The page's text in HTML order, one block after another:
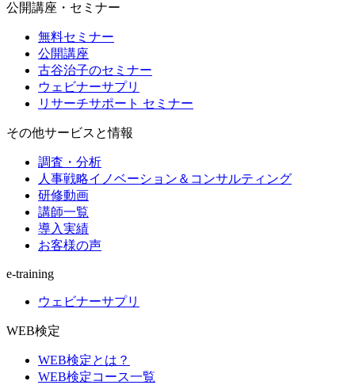
公開講座・セミナー
無料セミナー
公開講座
古谷治子のセミナー
ウェビナーサプリ
リサーチサポート セミナー
その他サービスと情報
調査・分析
人事戦略イノベーション＆コンサルティング
研修動画
講師一覧
導入実績
お客様の声
e-training
ウェビナーサプリ
WEB検定
WEB検定とは？
WEB検定コース一覧